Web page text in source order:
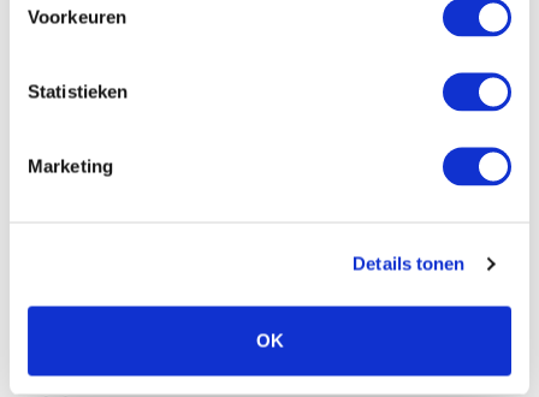
Voorkeuren
Statistieken
Marketing
Details tonen
OK
Voordelen van een vast dienstverband voor
Werknemers in loondienst kunnen eenvoudiger
bedrijfsprocessen.
Door werknemers in loondienst te nemen, is er
door een verkeerde kwalificatie van de